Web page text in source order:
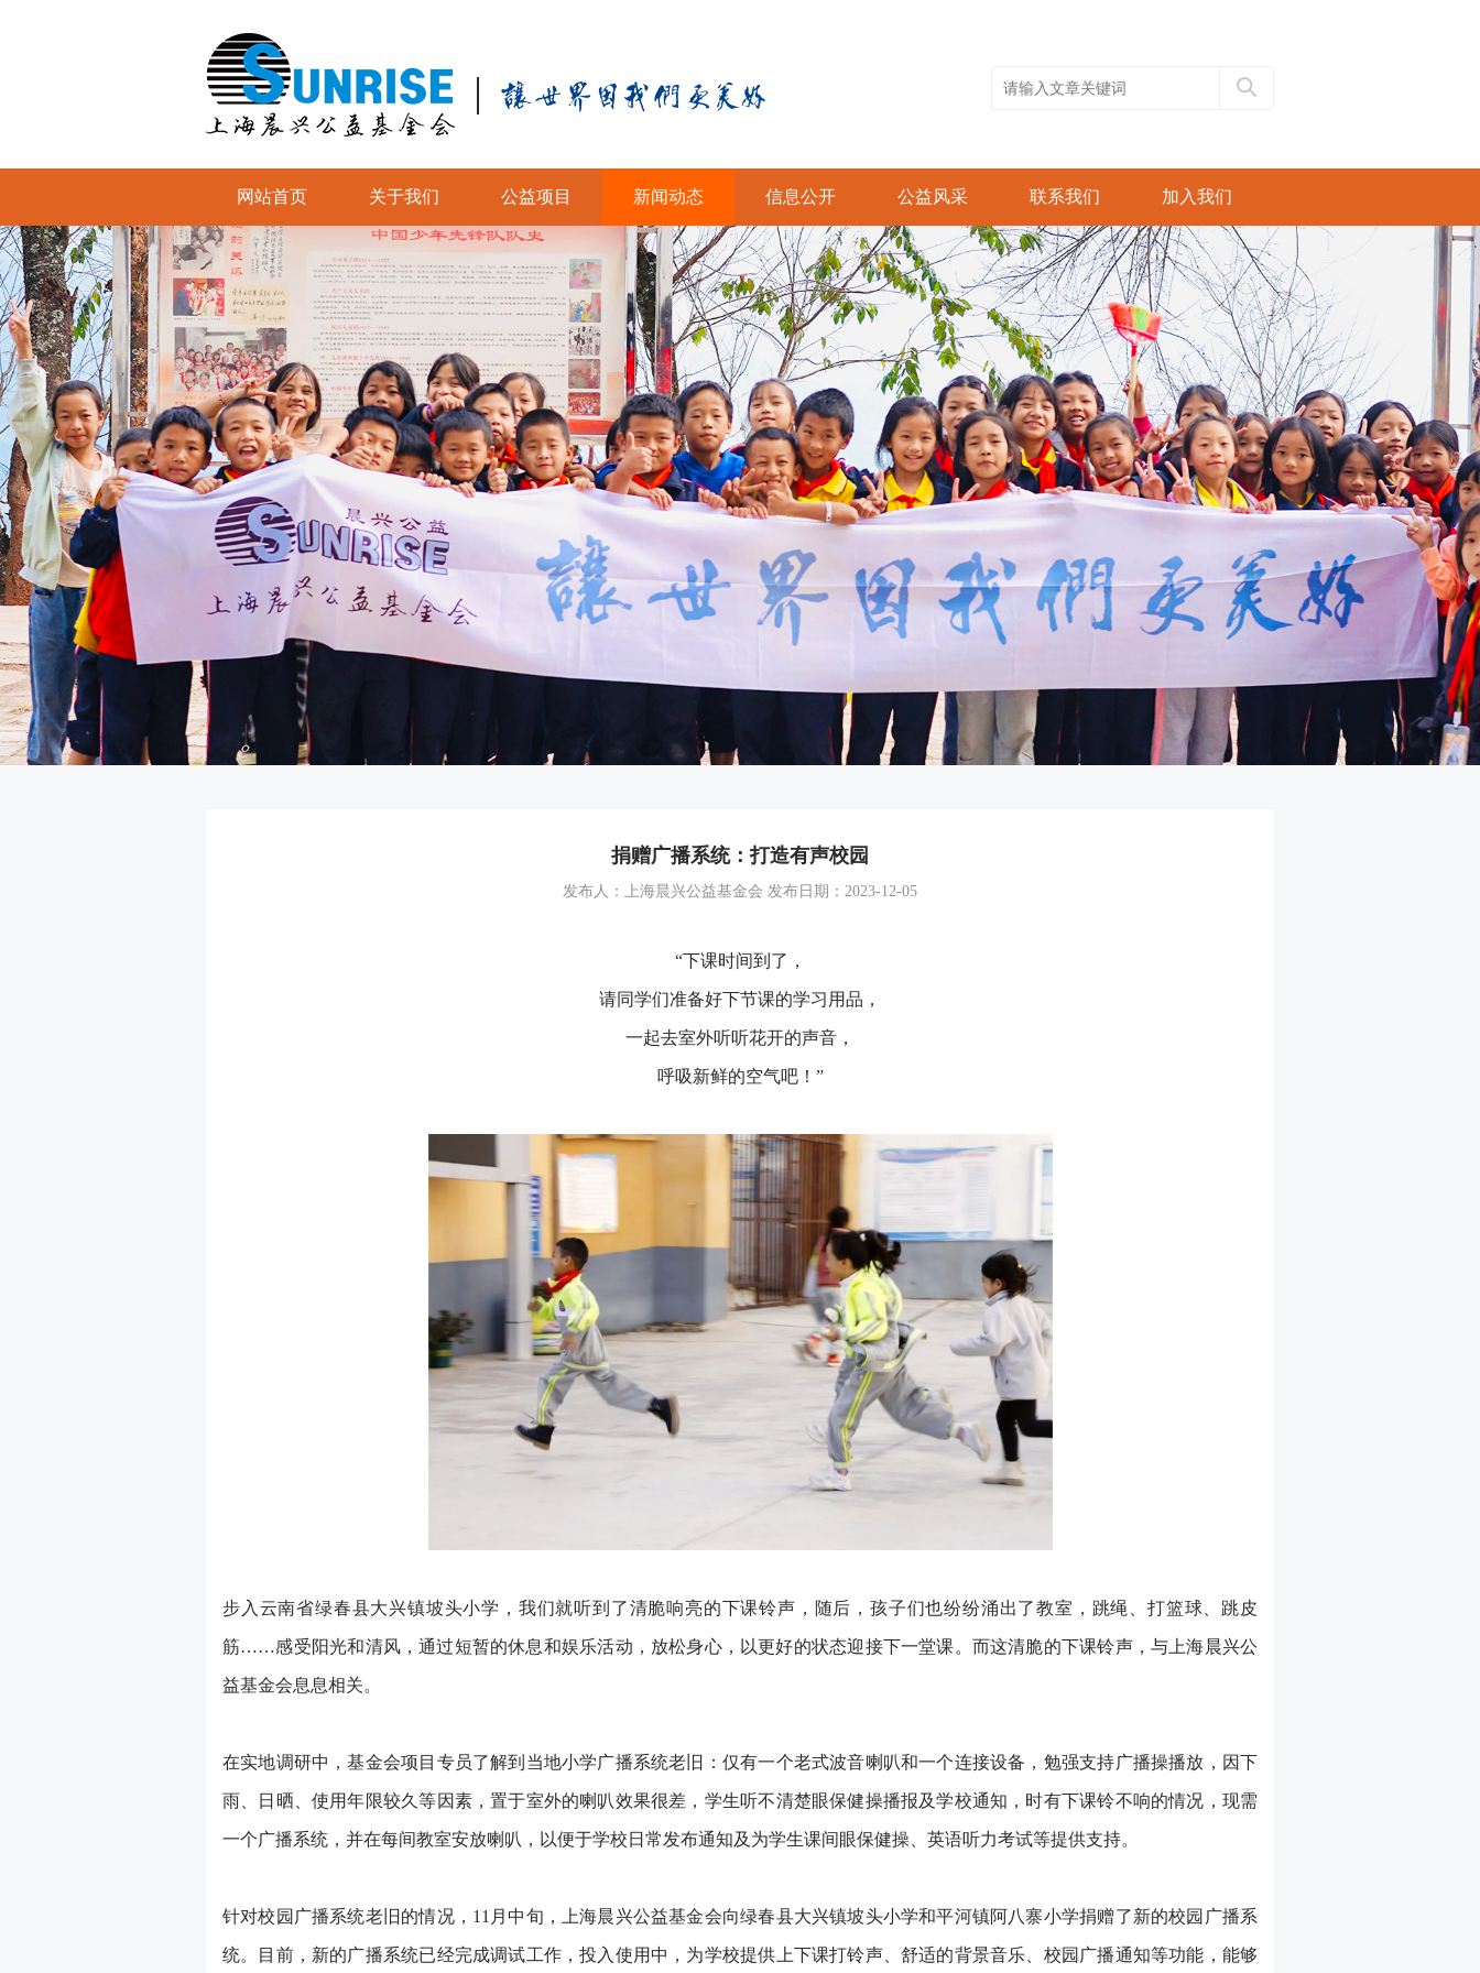
网站首页 关于我们 公益项目 新闻动态 信息公开 公益风采 联系我们 加入我们
捐赠广播系统：打造有声校园
发布人：上海晨兴公益基金会 发布日期：2023-12-05
“下课时间到了，
请同学们准备好下节课的学习用品，
一起去室外听听花开的声音，
呼吸新鲜的空气吧！ ”
步入云南省绿春县大兴镇坡头小学，我们就听到了清脆响亮的下课铃声，随后，孩子们也纷纷涌出了教室，跳绳、打篮球、跳皮
筋……感受阳光和清风，通过短暂的休息和娱乐活动，放松身心，以更好的状态迎接下一堂课。而这清脆的下课铃声，与上海晨兴公
益基金会息息相关。
在实地调研中，基金会项目专员了解到当地小学广播系统老旧：仅有一个老式波音喇叭和一个连接设备，勉强支持广播操播放，因下
雨、日晒、使用年限较久等因素，置于室外的喇叭效果很差，学生听不清楚眼保健操播报及学校通知，时有下课铃不响的情况，现需
一个广播系统，并在每间教室安放喇叭，以便于学校日常发布通知及为学生课间眼保健操、英语听力考试等提供支持。
针对校园广播系统老旧的情况， 11月中旬，上海晨兴公益基金会向绿春县大兴镇坡头小学和平河镇阿八寨小学捐赠了新的校园广播系
统。目前，新的广播系统已经完成调试工作，投入使用中，为学校提供上下课打铃声、舒适的背景音乐、校园广播通知等功能，能够